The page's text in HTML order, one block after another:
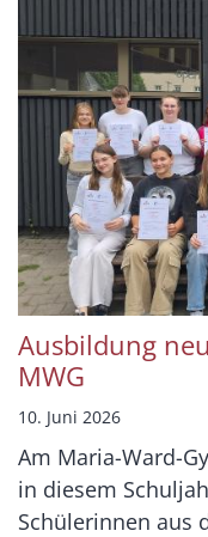
Ausbildung
MWG
10. Juni 2026
Am Maria-Ward-
in diesem
Schülerinnen aus